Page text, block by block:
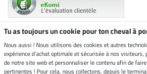
Boutique climatiquement
neutre
Tu as toujours un cookie pour ton cheval à
Nous aussi ! Nous utilisons des cookies et autres
expérience d'achat optimale et sécurisée à nos visiteurs,
de notre site web et personnaliser le contenu afin de
pertinentes ! Pour cela, nous collectons, depuis le